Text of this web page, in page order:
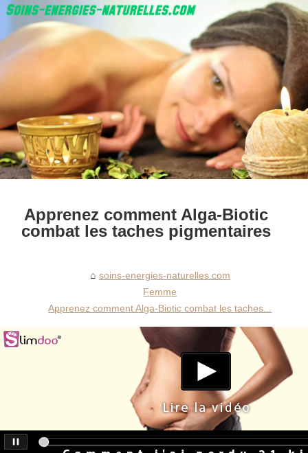
Apprenez comment Alga-Biotic
combat les taches pigmentaires
soins-energies-naturelles.com
Femme
Apprenez comment Alga-Biotic combat les taches...